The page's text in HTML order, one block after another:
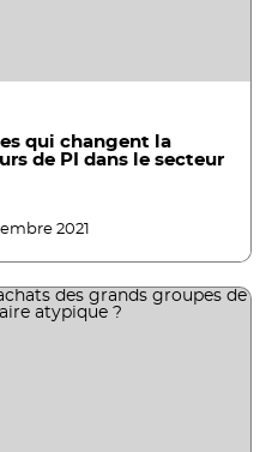
qui changent la
de PI dans le secteur
2021